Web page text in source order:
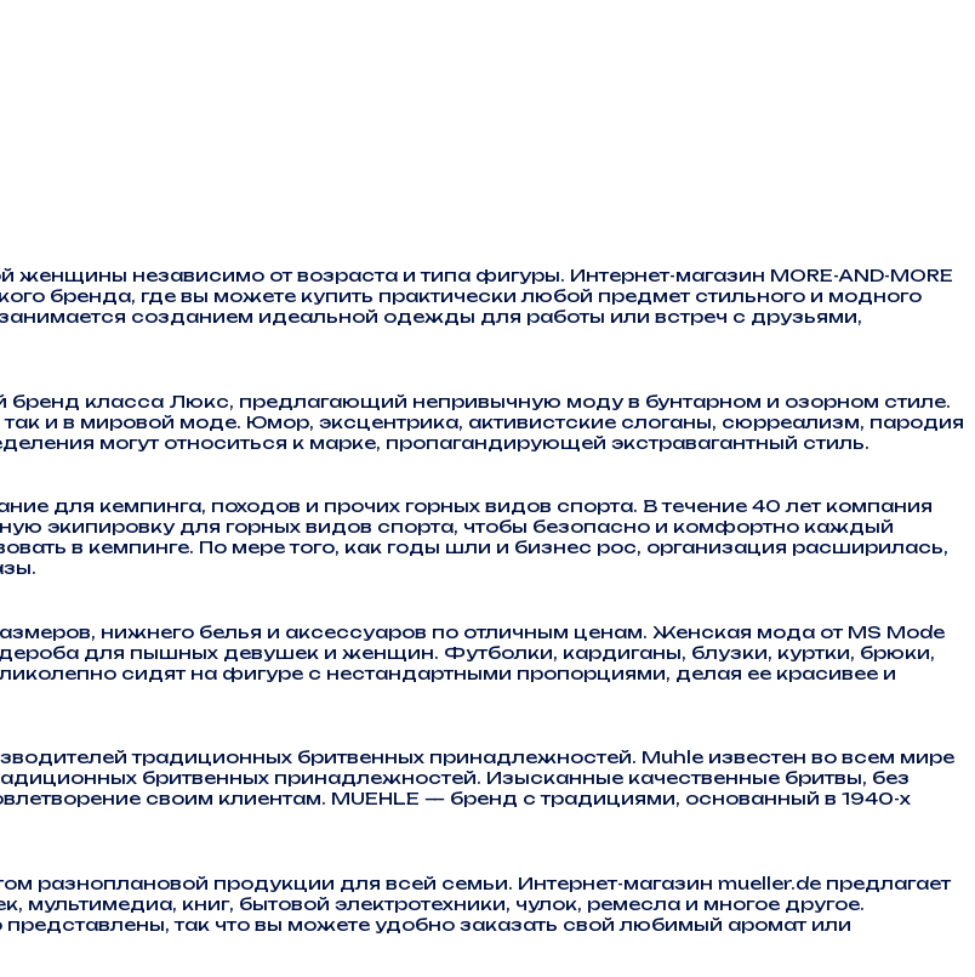
независимо от возраста и типа фигуры. Интернет-магазин MORE-AND-MORE
бренда, где вы можете купить практически любой предмет стильного и модного
созданием идеальной одежды для работы или встреч с друзьями,
бренд класса Люкс, предлагающий непривычную моду в бунтарном и озорном стиле.
и в мировой моде. Юмор, эксцентрика, активистские слоганы, сюрреализм, пародия
могут относиться к марке, пропагандирующей экстравагантный стиль.
для кемпинга, походов и прочих горных видов спорта. В течение 40 лет компания
экипировку для горных видов спорта, чтобы безопасно и комфортно каждый
в кемпинге. По мере того, как годы шли и бизнес рос, организация расширилась,
нижнего белья и аксессуаров по отличным ценам. Женская мода от MS Mode
для пышных девушек и женщин. Футболки, кардиганы, блузки, куртки, брюки,
сидят на фигуре с нестандартными пропорциями, делая ее красивее и
традиционных бритвенных принадлежностей. Muhle известен во всем мире
бритвенных принадлежностей. Изысканные качественные бритвы, без
своим клиентам. MUEHLE — бренд с традициями, основанный в 1940-х
разноплановой продукции для всей семьи. Интернет-магазин mueller.de предлагает
книг, бытовой электротехники, чулок, ремесла и многое другое.
так что вы можете удобно заказать свой любимый аромат или